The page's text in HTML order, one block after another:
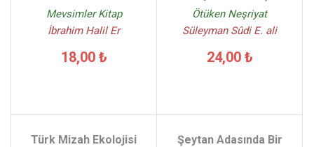
Mevsimler Kitap
İbrahim Halil Er
18,00 ₺
Ötüken Neşriyat
Süleyman Sûdi E. ali
24,00 ₺
Türk Mizah Ekolojisi
Şeytan Adasında Bir